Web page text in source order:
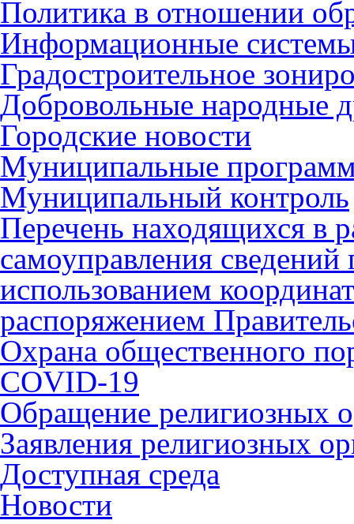
Политика в отношении
Информационные
Градостроительное
Добровольные народные
Городские новости
Муниципальные
Муниципальный контроль
Перечень находящихся в
самоуправления
использованием
распоряжением
Охрана общественного
COVID-19
Обращение религиозных
Заявления религиозных
Доступная среда
Новости